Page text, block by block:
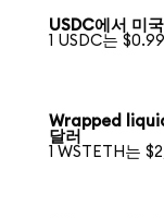
USDC에서 미
1 USDC는
Wrapped
달러
1 WSTETH는